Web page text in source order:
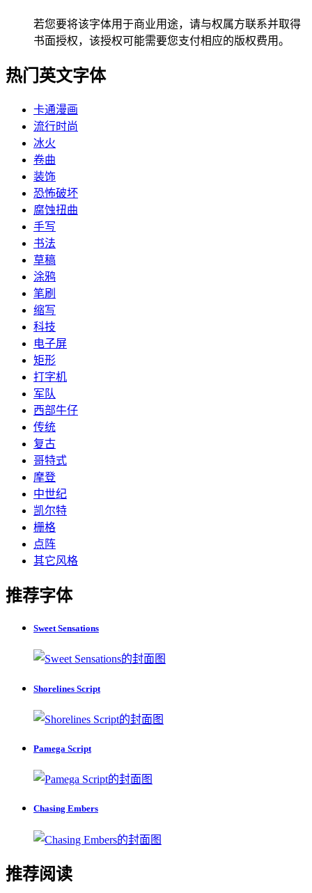
若您要将该字体用于商业用途，请与权属方联系并取得
书面授权，该授权可能需要您支付相应的版权费用。
热门英文字体
卡通漫画
流行时尚
冰火
卷曲
装饰
恐怖破坏
腐蚀扭曲
手写
书法
草稿
涂鸦
笔刷
缩写
科技
电子屏
矩形
打字机
军队
西部牛仔
传统
复古
哥特式
摩登
中世纪
凯尔特
栅格
点阵
其它风格
推荐字体
Sweet Sensations
Shorelines Script
Pamega Script
Chasing Embers
推荐阅读